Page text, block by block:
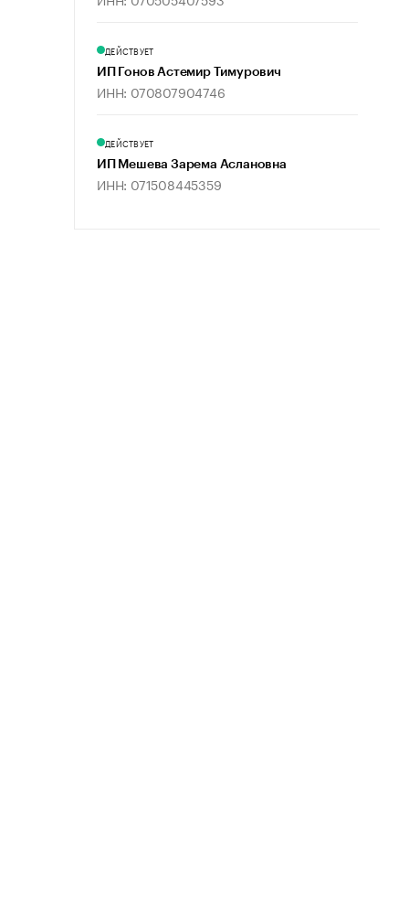
ДЕЙСТВУЕТ
ИП Гонов Астемир Тимурович
ИНН: 070807904746
ДЕЙСТВУЕТ
ИП Мешева Зарема Аслановна
ИНН: 071508445359